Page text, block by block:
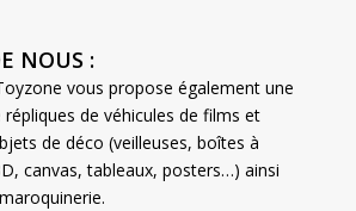
NOUS :
vous propose également une
de véhicules de films et
de déco (veilleuses, boîtes à
canvas, tableaux, posters…) ainsi